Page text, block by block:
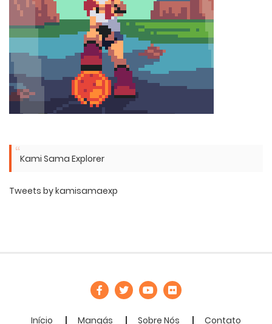
Kami Sama Explorer
Tweets by kamisamaexp
Início Mangás Sobre Nós Contato